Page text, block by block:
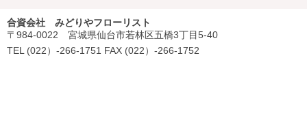
合資会社 みどりやフローリスト
〒984-0022 宮城県仙台市若林区五橋3丁目5-40
TEL (022）-266-1751 FAX (022）-266-1752